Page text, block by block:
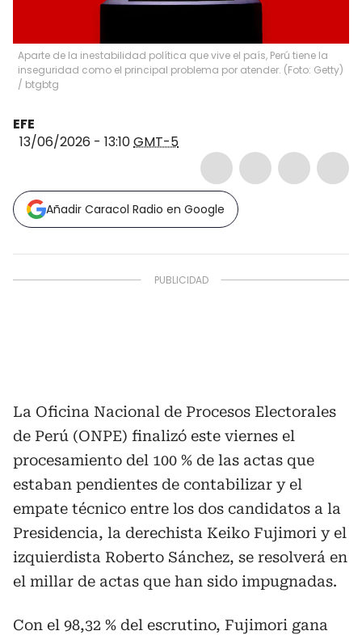
Aparte de la inestabilidad política que vive el país, Perú tiene la
inseguridad como el principal problema por atender. (Foto: Getty)
/ btgbtg
EFE
13/06/2026 - 13:10GMT-5
Añadir Caracol Radio en Google
La Oficina Nacional de Procesos Electorales
de Perú (ONPE) finalizó este viernes el
procesamiento del 100 % de las actas que
estaban pendientes de contabilizar y el
empate técnico entre los dos candidatos a la
Presidencia, la derechista Keiko Fujimori y el
izquierdista Roberto Sánchez, se resolverá en
el millar de actas que han sido impugnadas.
Con el 98,32 % del escrutino, Fujimori gana